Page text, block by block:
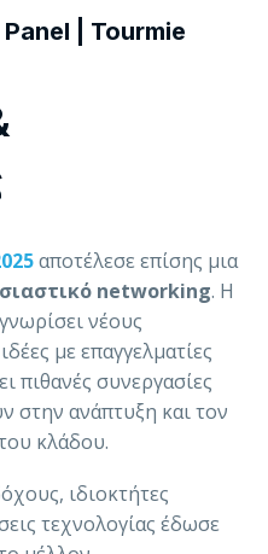
αποτέλεσε επίσης μια
networking. Η
νέους
με επαγγελματίες
πιθανές συνεργασίες
ανάπτυξη και τον
κλάδου.
ιδιοκτήτες
τεχνολογίας έδωσε